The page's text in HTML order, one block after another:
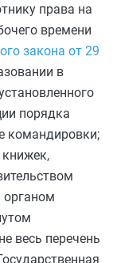
права на
времени
закона от 29
в
порядка
командировки;
весь перечень